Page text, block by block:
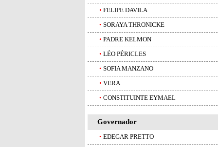
• FELIPE DAVILA
• SORAYA THRONICKE
• PADRE KELMON
• LÉO PÉRICLES
• SOFIA MANZANO
• VERA
• CONSTITUINTE EYMAEL
Governador
• EDEGAR PRETTO